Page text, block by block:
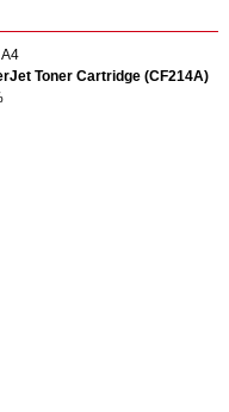
Toner Cartridge (CF214A)